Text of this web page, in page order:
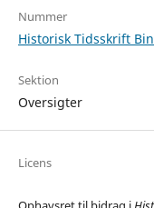
Nummer
Historisk Tidsskrift
Sektion
Oversigter
Licens